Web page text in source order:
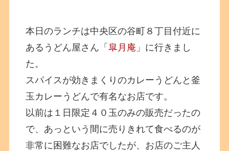
本日のランチは中央区の谷町８丁目付近に
あるうどん屋さん「皐月庵 」に行きまし
た。
スパイスが効きまくりのカレーうどんと釜
玉カレーうどんで有名なお店です。
以前は１日限定４０玉のみの販売だったの
で、あっという間に売りきれて食べるのが
非常に困難なお店でしたが、お店のご主人